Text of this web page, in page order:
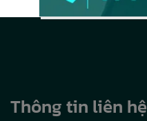
Thông tin liên hệ